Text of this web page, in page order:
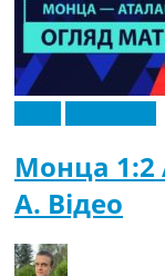
Монца 1:2
A. Відео